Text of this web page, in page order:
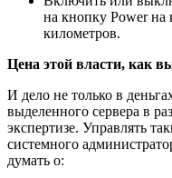
на кнопку Power на
километров.
Цена этой власти, как
И дело не только в
выделенного сервера в
экспертизе. Управлять
системного
думать о: